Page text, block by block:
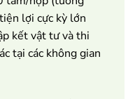
lợi cực kỳ lớn
kết vật tư và thi
tại các không gian